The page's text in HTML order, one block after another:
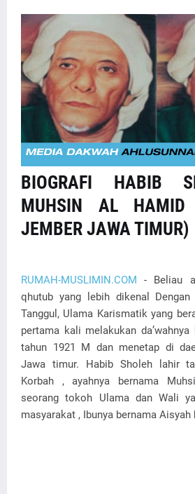
BIOGRAFI HABIB
MUHSIN AL HAMID
JEMBER JAWA TIMUR)
RUMAH-MUSLIMIN.COM - Beliau
qhutub yang lebih dikenal
Tanggul, Ulama Karismatik yang
pertama kali melakukan
tahun 1921 M dan menetap di
Jawa timur. Habib Sholeh lahir
Korbah , ayahnya bernama
seorang tokoh Ulama dan Wali
masyarakat , Ibunya bernama Aisyah